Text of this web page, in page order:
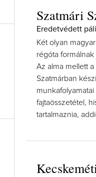
Szatmári
Eredetvédett
Két olyan
régóta
Az alma mellett
Szatmárban
fajtaösszetétel,
tartalmaznia,